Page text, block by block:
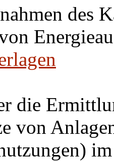
des
die
von